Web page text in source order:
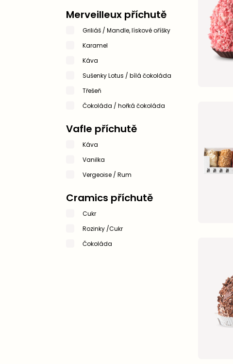
Merveilleux příchutě
Griliáš / Mandle, lískové oříšky
Karamel
Káva
Sušenky Lotus / bílá čokoláda
Třešeň
Čokoláda / hořká čokoláda
Vafle příchutě
Káva
Vanilka
Vergeoise / Rum
Cramics příchutě
Cukr
Rozinky /Cukr
Čokoláda